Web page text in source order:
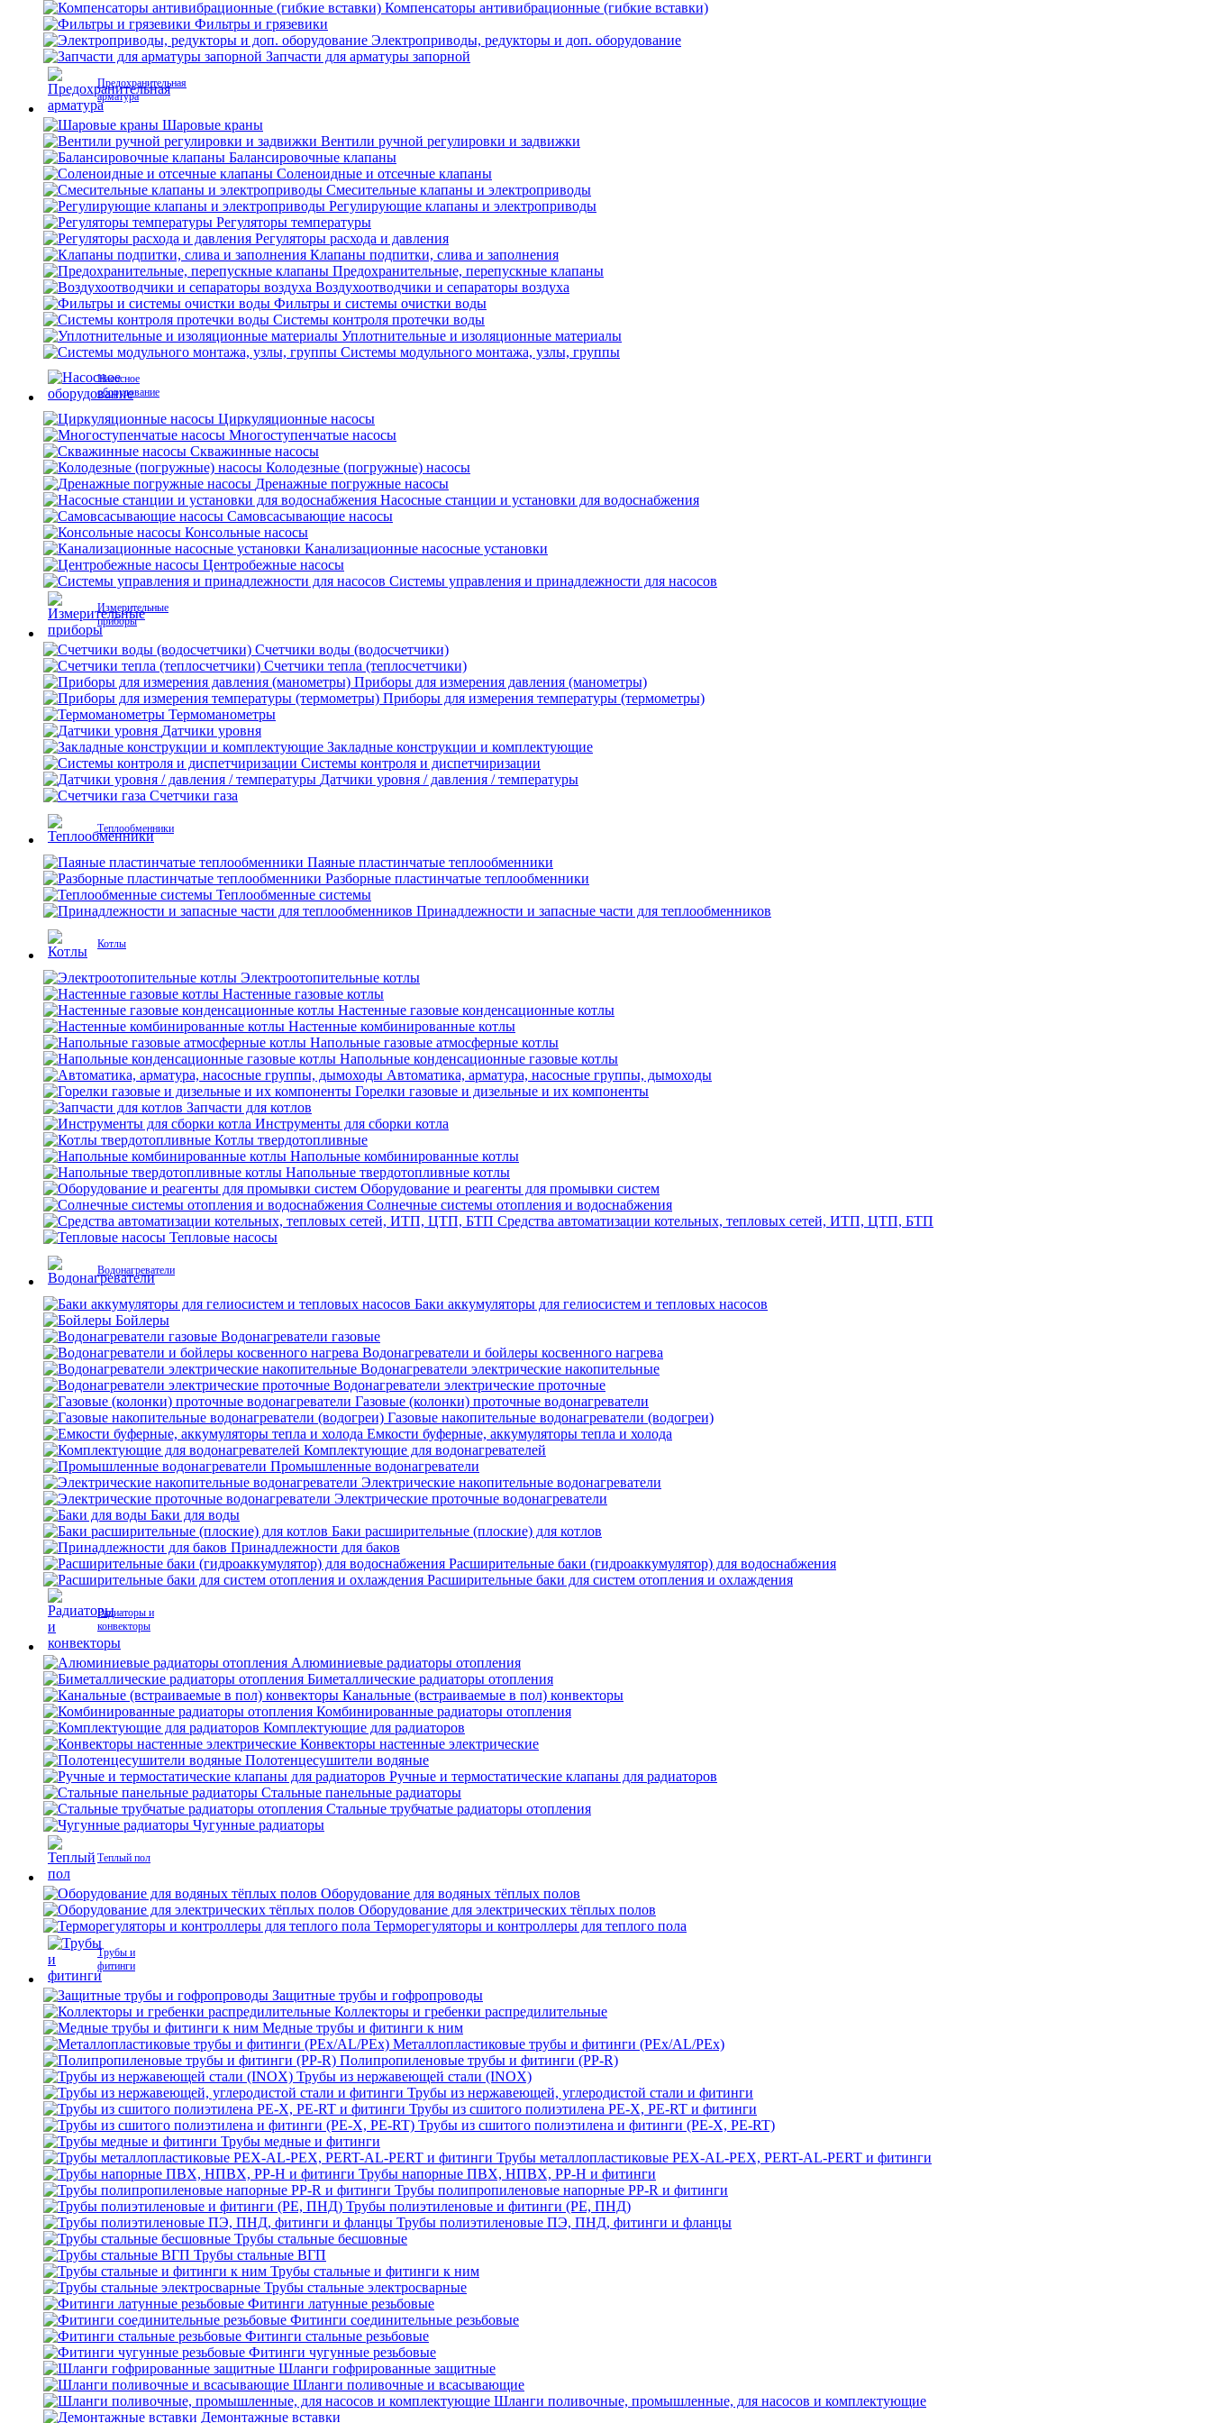
Компенсаторы антивибрационные (гибкие вставки)
Фильтры и грязевики
Электроприводы, редукторы и доп. оборудование
Запчасти для арматуры запорной
Предохранительная
арматура
Шаровые краны
Вентили ручной регулировки и задвижки
Балансировочные клапаны
Соленоидные и отсечные клапаны
Смесительные клапаны и электроприводы
Регулирующие клапаны и электроприводы
Регуляторы температуры
Регуляторы расхода и давления
Клапаны подпитки, слива и заполнения
Предохранительные, перепускные клапаны
Воздухоотводчики и сепараторы воздуха
Фильтры и системы очистки воды
Системы контроля протечки воды
Уплотнительные и изоляционные материалы
Системы модульного монтажа, узлы, группы
Насосное
оборудование
Циркуляционные насосы
Многоступенчатые насосы
Скважинные насосы
Колодезные (погружные) насосы
Дренажные погружные насосы
Насосные станции и установки для водоснабжения
Самовсасывающие насосы
Консольные насосы
Канализационные насосные установки
Центробежные насосы
Системы управления и принадлежности для насосов
Измерительные
приборы
Счетчики воды (водосчетчики)
Счетчики тепла (теплосчетчики)
Приборы для измерения давления (манометры)
Приборы для измерения температуры (термометры)
Термоманометры
Датчики уровня
Закладные конструкции и комплектующие
Системы контроля и диспетчиризации
Датчики уровня / давления / температуры
Счетчики газа
Теплообменники
Паяные пластинчатые теплообменники
Разборные пластинчатые теплообменники
Теплообменные системы
Принадлежности и запасные части для теплообменников
Котлы
Электроотопительные котлы
Настенные газовые котлы
Настенные газовые конденсационные котлы
Настенные комбинированные котлы
Напольные газовые атмосферные котлы
Напольные конденсационные газовые котлы
Автоматика, арматура, насосные группы, дымоходы
Горелки газовые и дизельные и их компоненты
Запчасти для котлов
Инструменты для сборки котла
Котлы твердотопливные
Напольные комбинированные котлы
Напольные твердотопливные котлы
Оборудование и реагенты для промывки систем
Солнечные системы отопления и водоснабжения
Средства автоматизации котельных, тепловых сетей, ИТП, ЦТП, БТП
Тепловые насосы
Водонагреватели
Баки аккумуляторы для гелиосистем и тепловых насосов
Бойлеры
Водонагреватели газовые
Водонагреватели и бойлеры косвенного нагрева
Водонагреватели электрические накопительные
Водонагреватели электрические проточные
Газовые (колонки) проточные водонагреватели
Газовые накопительные водонагреватели (водогреи)
Емкости буферные, аккумуляторы тепла и холода
Комплектующие для водонагревателей
Промышленные водонагреватели
Электрические накопительные водонагреватели
Электрические проточные водонагреватели
Баки для воды
Баки расширительные (плоские) для котлов
Принадлежности для баков
Расширительные баки (гидроаккумулятор) для водоснабжения
Расширительные баки для систем отопления и охлаждения
Радиаторы и
конвекторы
Алюминиевые радиаторы отопления
Биметаллические радиаторы отопления
Канальные (встраиваемые в пол) конвекторы
Комбинированные радиаторы отопления
Комплектующие для радиаторов
Конвекторы настенные электрические
Полотенцесушители водяные
Ручные и термостатические клапаны для радиаторов
Стальные панельные радиаторы
Стальные трубчатые радиаторы отопления
Чугунные радиаторы
Теплый пол
Оборудование для водяных тёплых полов
Оборудование для электрических тёплых полов
Терморегуляторы и контроллеры для теплого пола
Трубы и
фитинги
Защитные трубы и гофропроводы
Коллекторы и гребенки распредилительные
Медные трубы и фитинги к ним
Металлопластиковые трубы и фитинги (PEx/AL/PEx)
Полипропиленовые трубы и фитинги (PP-R)
Трубы из нержавеющей стали (INOX)
Трубы из нержавеющей, углеродистой стали и фитинги
Трубы из сшитого полиэтилена PE-X, PE-RT и фитинги
Трубы из сшитого полиэтилена и фитинги (PE-X, PE-RT)
Трубы медные и фитинги
Трубы металлопластиковые PEX-AL-PEX, PERT-AL-PERT и фитинги
Трубы напорные ПВХ, НПВХ, PP-H и фитинги
Трубы полипропиленовые напорные PP-R и фитинги
Трубы полиэтиленовые и фитинги (PE, ПНД)
Трубы полиэтиленовые ПЭ, ПНД, фитинги и фланцы
Трубы стальные бесшовные
Трубы стальные ВГП
Трубы стальные и фитинги к ним
Трубы стальные электросварные
Фитинги латунные резьбовые
Фитинги соединительные резьбовые
Фитинги стальные резьбовые
Фитинги чугунные резьбовые
Шланги гофрированные защитные
Шланги поливочные и всасывающие
Шланги поливочные, промышленные, для насосов и комплектующие
Демонтажные вставки